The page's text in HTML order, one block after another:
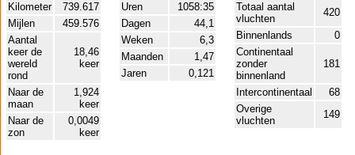
Kilometer
739.617
Mijlen
459.576
Aantal
keer de
wereld
rond
18,46
keer
Naar de
maan
1,924
keer
Naar de
zon
0,0049
keer
Uren
1058:35
Dagen
44,1
Weken
6,3
Maanden
1,47
Jaren
0,121
Totaal aantal
vluchten
420
Binnenlands
0
Continentaal
zonder
binnenland
181
Intercontinentaal
68
Overige
vluchten
149